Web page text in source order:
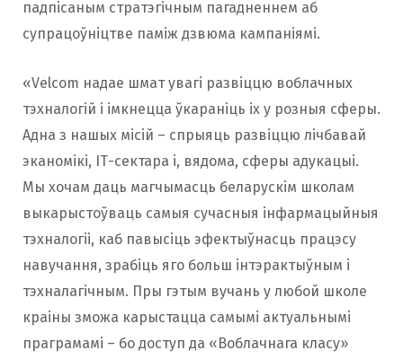
падпісаным стратэгічным пагадненнем аб
супрацоўніцтве паміж дзвюма кампаніямі.
«Velcom надае шмат увагі развіццю воблачных
тэхналогій і імкнецца ўкараніць іх у розныя сферы.
Адна з нашых місій – спрыяць развіццю лічбавай
эканомікі, ІТ-сектара і, вядома, сферы адукацыі.
Мы хочам даць магчымасць беларускім школам
выкарыстоўваць самыя сучасныя інфармацыйныя
тэхналогіі, каб павысіць эфектыўнасць працэсу
навучання, зрабіць яго больш інтэрактыўным і
тэхналагічным. Пры гэтым вучань у любой школе
краіны зможа карыстацца самымі актуальнымі
праграмамі – бо доступ да «Воблачнага класу»